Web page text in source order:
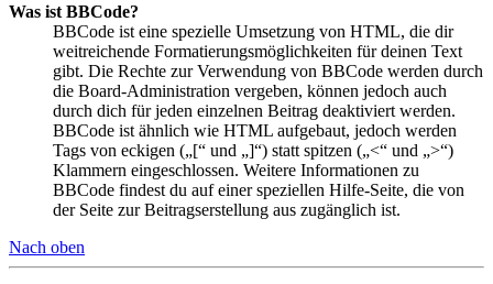
Was ist BBCode?
BBCode ist eine spezielle Umsetzung von HTML, die dir
weitreichende Formatierungsmöglichkeiten für deinen Text
gibt. Die Rechte zur Verwendung von BBCode werden durch
die Board-Administration vergeben, können jedoch auch
durch dich für jeden einzelnen Beitrag deaktiviert werden.
BBCode ist ähnlich wie HTML aufgebaut, jedoch werden
Tags von eckigen („[“ und „]“) statt spitzen („<“ und „>“)
Klammern eingeschlossen. Weitere Informationen zu
BBCode findest du auf einer speziellen Hilfe-Seite, die von
der Seite zur Beitragserstellung aus zugänglich ist.
Nach oben